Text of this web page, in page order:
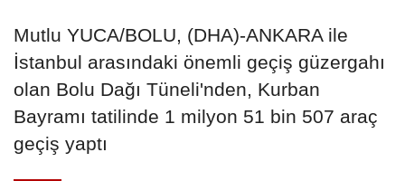
Mutlu YUCA/BOLU, (DHA)-ANKARA ile
İstanbul arasındaki önemli geçiş güzergahı
olan Bolu Dağı Tüneli'nden, Kurban
Bayramı tatilinde 1 milyon 51 bin 507 araç
geçiş yaptı